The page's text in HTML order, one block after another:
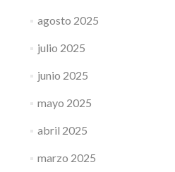
agosto 2025
julio 2025
junio 2025
mayo 2025
abril 2025
marzo 2025